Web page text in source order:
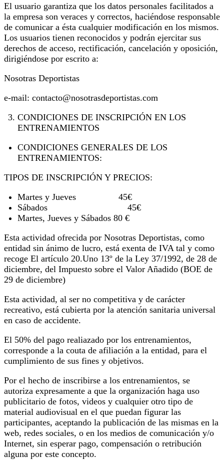
El usuario garantiza que los datos personales facilitados a
la empresa son veraces y correctos, haciéndose responsable
de comunicar a ésta cualquier modificación en los mismos.
Los usuarios tienen reconocidos y podrán ejercitar sus
derechos de acceso, rectificación, cancelación y oposición,
dirigiéndose por escrito a:
Nosotras Deportistas
e-mail: contacto@nosotrasdeportistas.com
CONDICIONES DE INSCRIPCIÓN EN LOS
ENTRENAMIENTOS
CONDICIONES GENERALES DE LOS
ENTRENAMIENTOS:
TIPOS DE INSCRIPCIÓN Y PRECIOS:
Martes y Jueves 45€
Sábados 45€
Martes, Jueves y Sábados 80 €
Esta actividad ofrecida por Nosotras Deportistas, como
entidad sin ánimo de lucro, está exenta de IVA tal y como
recoge El artículo 20.Uno 13º de la Ley 37/1992, de 28 de
diciembre, del Impuesto sobre el Valor Añadido (BOE de
29 de diciembre)
Esta actividad, al ser no competitiva y de carácter
recreativo, está cubierta por la atención sanitaria universal
en caso de accidente.
El 50% del pago realiazado por los entrenamientos,
corresponde a la couta de afiliación a la entidad, para el
cumplimiento de sus fines y objetivos.
Por el hecho de inscribirse a los entrenamientos, se
autoriza expresamente a que la organización haga uso
publicitario de fotos, videos y cualquier otro tipo de
material audiovisual en el que puedan figurar las
participantes, aceptando la publicación de las mismas en la
web, redes sociales, o en los medios de comunicación y/o
Internet, sin esperar pago, compensación o retribución
alguna por este concepto.